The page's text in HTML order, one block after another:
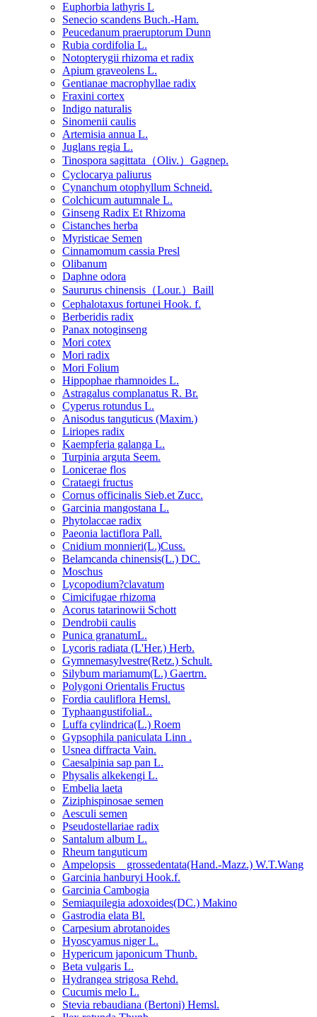
Euphorbia lathyris L
Senecio scandens Buch.-Ham.
Peucedanum praeruptorum Dunn
Rubia cordifolia L.
Notopterygii rhizoma et radix
Apium graveolens L.
Gentianae macrophyllae radix
Fraxini cortex
Indigo naturalis
Sinomenii caulis
Artemisia annua L.
Juglans regia L.
Tinospora sagittata（Oliv.）Gagnep.
Cyclocarya paliurus
Cynanchum otophyllum Schneid.
Colchicum autumnale L.
Ginseng Radix Et Rhizoma
Cistanches herba
Myristicae Semen
Cinnamomum cassia Presl
Olibanum
Daphne odora
Saururus chinensis（Lour.）Baill
Cephalotaxus fortunei Hook. f.
Berberidis radix
Panax notoginseng
Mori cotex
Mori radix
Mori Folium
Hippophae rhamnoides L.
Astragalus complanatus R. Br.
Cyperus rotundus L.
Anisodus tanguticus (Maxim.)
Liriopes radix
Kaempferia galanga L.
Turpinia arguta Seem.
Lonicerae flos
Crataegi fructus
Cornus officinalis Sieb.et Zucc.
Garcinia mangostana L.
Phytolaccae radix
Paeonia lactiflora Pall.
Cnidium monnieri(L.)Cuss.
Belamcanda chinensis(L.) DC.
Moschus
Lycopodium?clavatum
Cimicifugae rhizoma
Acorus tatarinowii Schott
Dendrobii caulis
Punica granatumL.
Lycoris radiata (L'Her.) Herb.
Gymnemasylvestre(Retz.) Schult.
Silybum mariamum(L.) Gaertrn.
Polygoni Orientalis Fructus
Fordia cauliflora Hemsl.
TyphaangustifoliaL.
Luffa cylindrica(L.) Roem
Gypsophila paniculata Linn .
Usnea diffracta Vain.
Caesalpinia sap pan L.
Physalis alkekengi L.
Embelia laeta
Ziziphispinosae semen
Aesculi semen
Pseudostellariae radix
Santalum album L.
Rheum tanguticum
Ampelopsis grossedentata(Hand.-Mazz.) W.T.Wang
Garcinia hanburyi Hook.f.
Garcinia Cambogia
Semiaquilegia adoxoides(DC.) Makino
Gastrodia elata Bl.
Carpesium abrotanoides
Hyoscyamus niger L.
Hypericum japonicum Thunb.
Beta vulgaris L.
Hydrangea strigosa Rehd.
Cucumis melo L.
Stevia rebaudiana (Bertoni) Hemsl.